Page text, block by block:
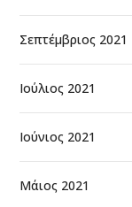
Σεπτέμβριος 2021
Ιούλιος 2021
Ιούνιος 2021
Μάιος 2021